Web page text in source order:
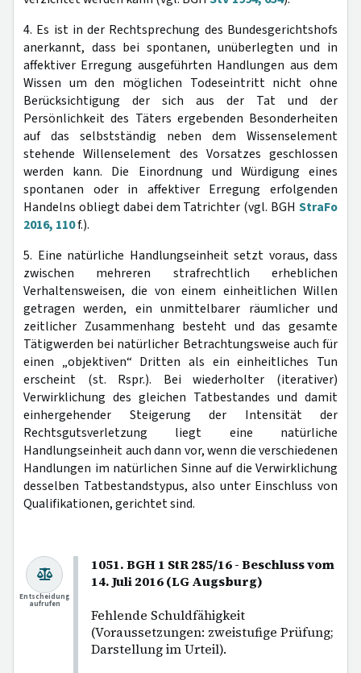
4. Es ist in der Rechtsprechung des Bundesgerichtshofs
anerkannt, dass bei spontanen, unüberlegten und in
affektiver Erregung ausgeführten Handlungen aus dem
Wissen um den möglichen Todeseintritt nicht ohne
Berücksichtigung der sich aus der Tat und der
Persönlichkeit des Täters ergebenden Besonderheiten
auf das selbstständig neben dem Wissenselement
stehende Willenselement des Vorsatzes geschlossen
werden kann. Die Einordnung und Würdigung eines
spontanen oder in affektiver Erregung erfolgenden
Handelns obliegt dabei dem Tatrichter (vgl. BGH StraFo
2016, 110f.).
5. Eine natürliche Handlungseinheit setzt voraus, dass
zwischen mehreren strafrechtlich erheblichen
Verhaltensweisen, die von einem einheitlichen Willen
getragen werden, ein unmittelbarer räumlicher und
zeitlicher Zusammenhang besteht und das gesamte
Tätigwerden bei natürlicher Betrachtungsweise auch für
einen „objektiven“ Dritten als ein einheitliches Tun
erscheint (st. Rspr.). Bei wiederholter (iterativer)
Verwirklichung des gleichen Tatbestandes und damit
einhergehender Steigerung der Intensität der
Rechtsgutsverletzung liegt eine natürliche
Handlungseinheit auch dann vor, wenn die verschiedenen
Handlungen im natürlichen Sinne auf die Verwirklichung
desselben Tatbestandstypus, also unter Einschluss von
Qualifikationen, gerichtet sind.
1051. BGH 1 StR 285/16 - Beschluss vom
14. Juli 2016 (LG Augsburg)
Fehlende Schuldfähigkeit
(Voraussetzungen: zweistufige Prüfung;
Darstellung im Urteil).
Entscheidung
aufrufen